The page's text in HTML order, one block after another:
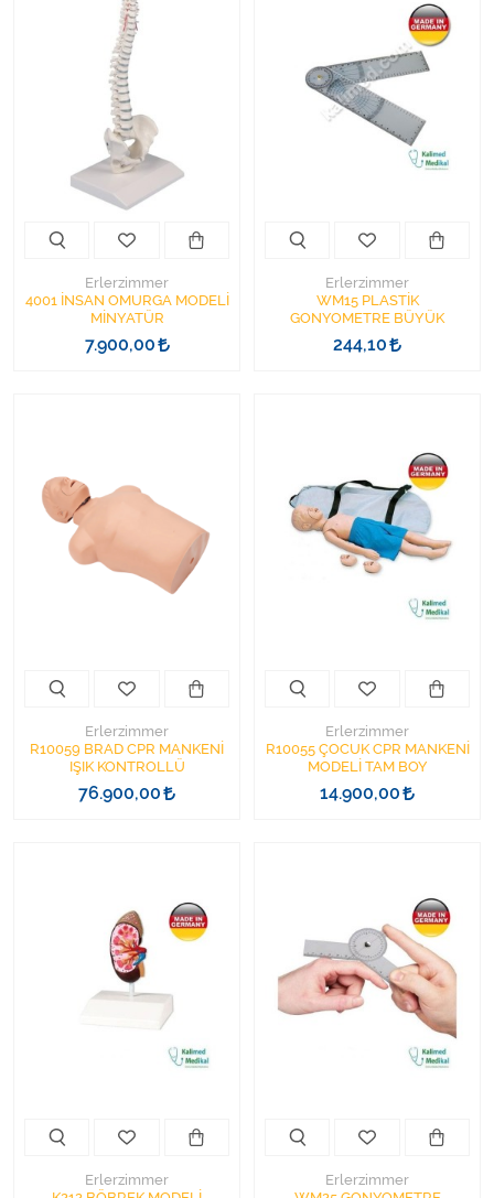
Erlerzimmer
4001 İNSAN OMURGA MODELİ
MİNYATÜR
7.900,00
Erlerzimmer
WM15 PLASTİK
GONYOMETRE BÜYÜK
244,10
Erlerzimmer
R10059 BRAD CPR MANKENİ
IŞIK KONTROLLÜ
76.900,00
Erlerzimmer
R10055 ÇOCUK CPR MANKENİ
MODELİ TAM BOY
14.900,00
Erlerzimmer
Erlerzimmer